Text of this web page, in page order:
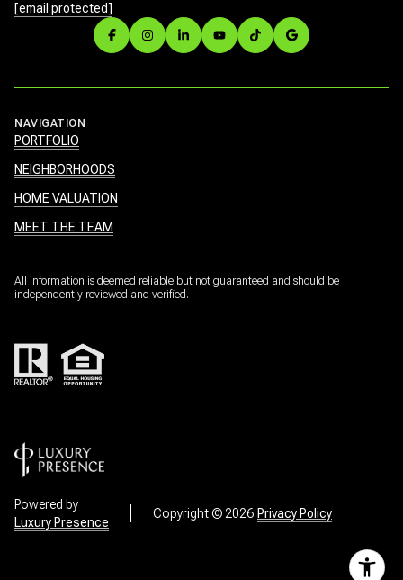
[email protected]
NAVIGATION
PORTFOLIO
NEIGHBORHOODS
HOME VALUATION
MEET THE TEAM
All information is deemed reliable but not guaranteed and should be
independently reviewed and verified.
Powered by
Luxury Presence
Copyright © 2026 Privacy Policy